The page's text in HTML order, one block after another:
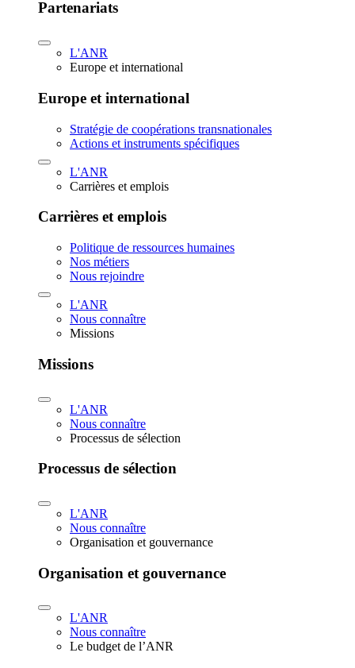
Partenariats
L'ANR
Europe et international
Europe et international
Stratégie de coopérations transnationales
Actions et instruments spécifiques
L'ANR
Carrières et emplois
Carrières et emplois
Politique de ressources humaines
Nos métiers
Nous rejoindre
L'ANR
Nous connaître
Missions
Missions
L'ANR
Nous connaître
Processus de sélection
Processus de sélection
L'ANR
Nous connaître
Organisation et gouvernance
Organisation et gouvernance
L'ANR
Nous connaître
Le budget de l’ANR